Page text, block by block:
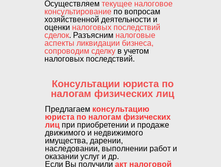
Осуществляем текущее налоговое
консультирование по вопросам
хозяйственной деятельности и
оценки налоговых последствий
сделок. Разъясним налоговые
аспекты ликвидации бизнеса,
сопроводим сделку в учетом
налоговых последствий.
Консультации юриста по
налогам физических лиц
Предлагаем консультацию
юриста по налогам физических
лиц при приобретении и продаже
движимого и недвижимого
имущества, дарении,
наследовании, выполнении работ и
оказании услуг и др.
Если Вы получили акт налоговой